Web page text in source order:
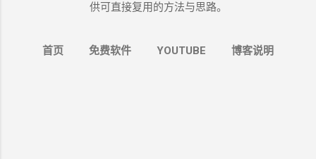
供可直接复用的方法与思路。
首页 免费软件 YOUTUBE 博客说明